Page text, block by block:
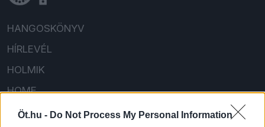
Öt.hu - Do Not Process My Personal Information
HANGOSKÖNYV
HÍRLEVÉL
HOLMIK
HOME
FELIRATKOZOM/BEJELENTKEZEM!